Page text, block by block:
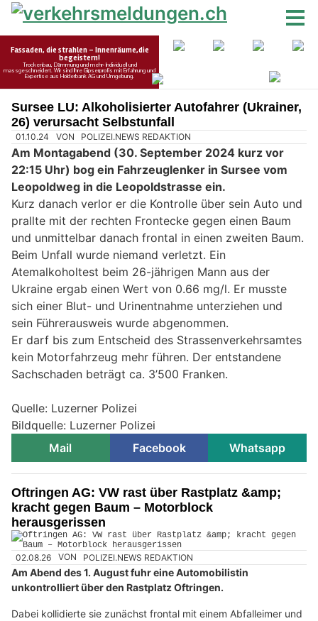
Sursee LU: Alkoholisierter Autofahrer (Ukrainer,
26) verursacht Selbstunfall
01.10.24 VON POLIZEI.NEWS REDAKTION
Am Montagabend (30. September 2024 kurz vor
22:15 Uhr) bog ein Fahrzeuglenker in Sursee vom
Leopoldweg in die Leopoldstrasse ein.
Kurz danach verlor er die Kontrolle über sein Auto und
prallte mit der rechten Frontecke gegen einen Baum
und unmittelbar danach frontal in einen zweiten Baum.
Beim Unfall wurde niemand verletzt. Ein
Atemalkoholtest beim 26-jährigen Mann aus der
Ukraine ergab einen Wert von 0.66 mg/l. Er musste
sich einer Blut- und Urinentnahme unterziehen und
sein Führerausweis wurde abgenommen.
Er darf bis zum Entscheid des Strassenverkehrsamtes
kein Motorfahrzeug mehr führen. Der entstandene
Sachschaden beträgt ca. 3’500 Franken.
Quelle: Luzerner Polizei
Bildquelle: Luzerner Polizei
Mail
Facebook Whatsapp
Oftringen AG: VW rast über Rastplatz &amp;
kracht gegen Baum – Motorblock
herausgerissen
02.08.26 VON POLIZEI.NEWS REDAKTION
Am Abend des 1. August fuhr eine Automobilistin
unkontrolliert über den Rastplatz Oftringen.
Dabei kollidierte sie zunächst frontal mit einem Abfalleimer und